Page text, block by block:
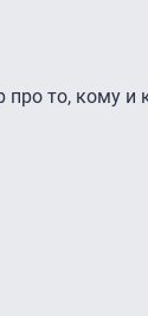
то, кому и